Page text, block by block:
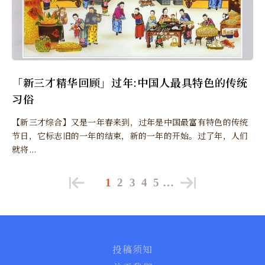
「新三才精华回顾」过年:中国人最具特色的传统
习俗
【新三才综合】又是一年春来到，过年是中国最富有特色的传统
节日，它标志旧的一年的结束，新的一年的开始。过了年，人们
就将...
1 2 3 4 5 …
投稿须知